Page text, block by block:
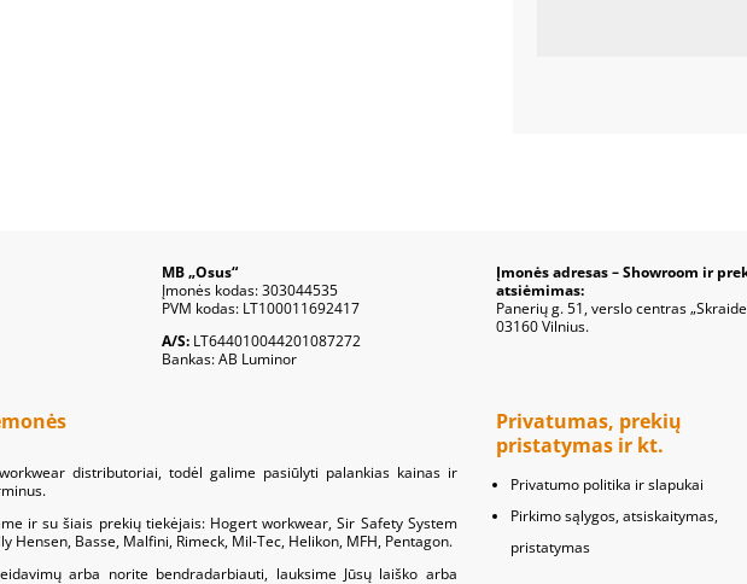
MB „Osus“
Įmonės kodas: 303044535
PVM kodas: LT100011692417
A/S: LT644010044201087272
Bankas: AB Luminor
Įmonės adresas – Showroom ir
atsiėmimas:
Panerių g. 51, verslo centras
03160 Vilnius.
distributoriai, todėl galime pasiūlyti palankias kainas ir
ir su šiais prekių tiekėjais: Hogert workwear, Sir Safety System
Hensen, Basse, Malfini, Rimeck, Mil-Tec, Helikon, MFH, Pentagon.
arba norite bendradarbiauti, lauksime Jūsų laiško arba
Privatumas, prekių
pristatymas ir kt.
Privatumo politika ir slapukai
Pirkimo sąlygos, atsiskaitymas,
pristatymas